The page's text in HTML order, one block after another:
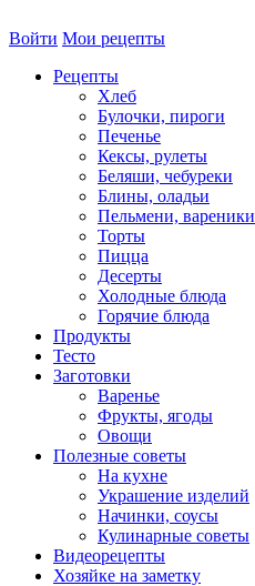
Войти Мои рецепты
Рецепты
Хлеб
Булочки, пироги
Печенье
Кексы, рулеты
Беляши, чебуреки
Блины, оладьи
Пельмени, вареники
Торты
Пицца
Десерты
Холодные блюда
Горячие блюда
Продукты
Тесто
Заготовки
Варенье
Фрукты, ягоды
Овощи
Полезные советы
На кухне
Украшение изделий
Начинки, соусы
Кулинарные советы
Видеорецепты
Хозяйке на заметку